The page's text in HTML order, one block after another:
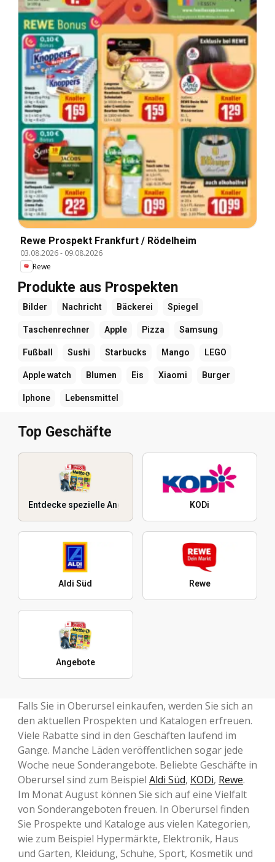
Rewe Prospekt Frankfurt / Rödelheim
03.08.2026- 09.08.2026
Rewe
Produkte aus Prospekten
Bilder Nachricht Bäckerei Spiegel
Taschenrechner Apple Pizza Samsung
Fußball Sushi Starbucks Mango LEGO
Apple watch Blumen Eis Xiaomi Burger
Iphone Lebensmittel
Top Geschäfte
Entdecke spezielle Angebote KODi
Aldi Süd Rewe
Angebote
Falls Sie in Oberursel einkaufen, werden Sie sich an
den aktuellen Prospekten und Katalogen erfreuen.
Viele Rabatte sind in den Geschäften laufend im
Gange. Manche Läden veröffentlichen sogar jede
Woche neue Sonderangebote. Beliebte Geschäfte in
Oberursel sind zum Beispiel Aldi Süd, KODi, Rewe.
Im Monat August können Sie sich auf eine Vielfalt
von Sonderangeboten freuen. In Oberursel finden
Sie Prospekte und Kataloge aus vielen Kategorien,
wie zum Beispiel Hypermärkte, Elektronik, Haus
und Garten, Kleidung, Schuhe, Sport, Kosmetik und